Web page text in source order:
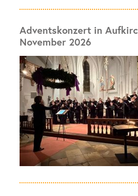
Adventskonzert in
November 2026